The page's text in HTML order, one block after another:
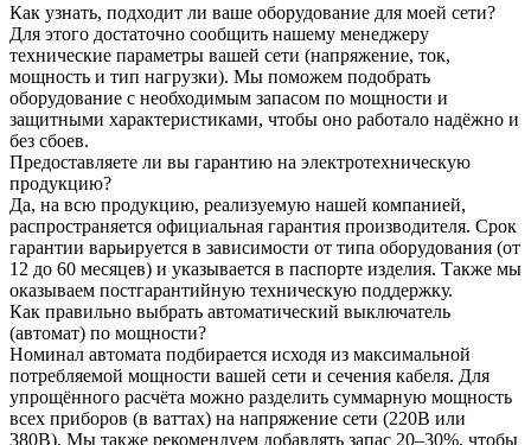
Как узнать, подходит ли ваше оборудование для моей сети?
Для этого достаточно сообщить нашему менеджеру
технические параметры вашей сети (напряжение, ток,
мощность и тип нагрузки). Мы поможем подобрать
оборудование с необходимым запасом по мощности и
защитными характеристиками, чтобы оно работало надёжно и
без сбоев.
Предоставляете ли вы гарантию на электротехническую
продукцию?
Да, на всю продукцию, реализуемую нашей компанией,
распространяется официальная гарантия производителя. Срок
гарантии варьируется в зависимости от типа оборудования (от
12 до 60 месяцев) и указывается в паспорте изделия. Также мы
оказываем постгарантийную техническую поддержку.
Как правильно выбрать автоматический выключатель
(автомат) по мощности?
Номинал автомата подбирается исходя из максимальной
потребляемой мощности вашей сети и сечения кабеля. Для
упрощённого расчёта можно разделить суммарную мощность
всех приборов (в ваттах) на напряжение сети (220В или
380В). Мы также рекомендуем добавлять запас 20–30%, чтобы